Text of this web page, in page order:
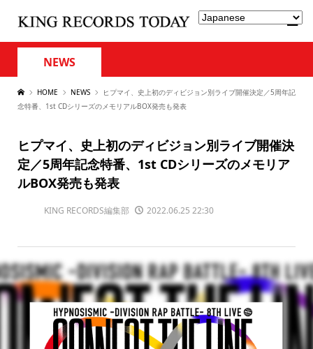
NEWS
HOME NEWS
ヒプマイ、史上初のディビジョン別ライブ開催決定／5周年記
念特番、1st CDシリーズのメモリアルBOX発売も発表
ヒプマイ、史上初のディビジョン別ライブ開催決
定／5周年記念特番、1st CDシリーズのメモリア
ルBOX発売も発表
KING RECORDS編集部 2022.06.25 22:30